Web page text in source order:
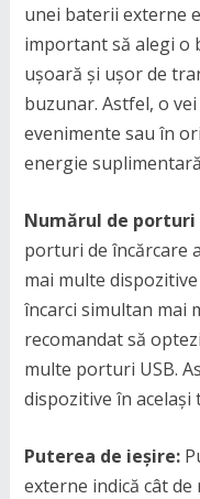
unei baterii externe
important să alegi o
ușoară și ușor de
buzunar. Astfel, o
evenimente sau în
energie
Numărul de porturi
porturi de încărcare
mai multe
încarci simultan mai
recomandat să
multe porturi USB.
dispozitive în același
Puterea de ieșire:
externe indică cât